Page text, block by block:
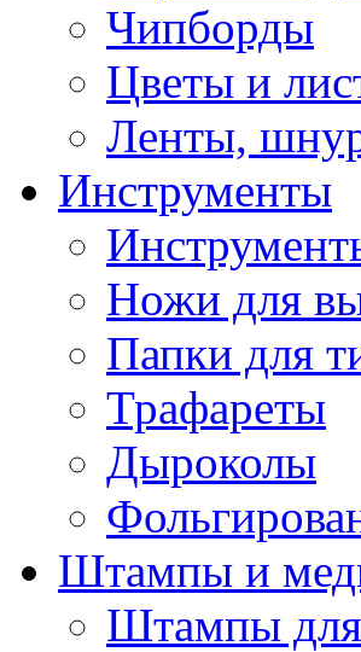
Чипборды
Цветы и
Ленты,
Инструменты
Ножи для
Папки для
Трафареты
Дыроколы
Штампы и
Штампы для